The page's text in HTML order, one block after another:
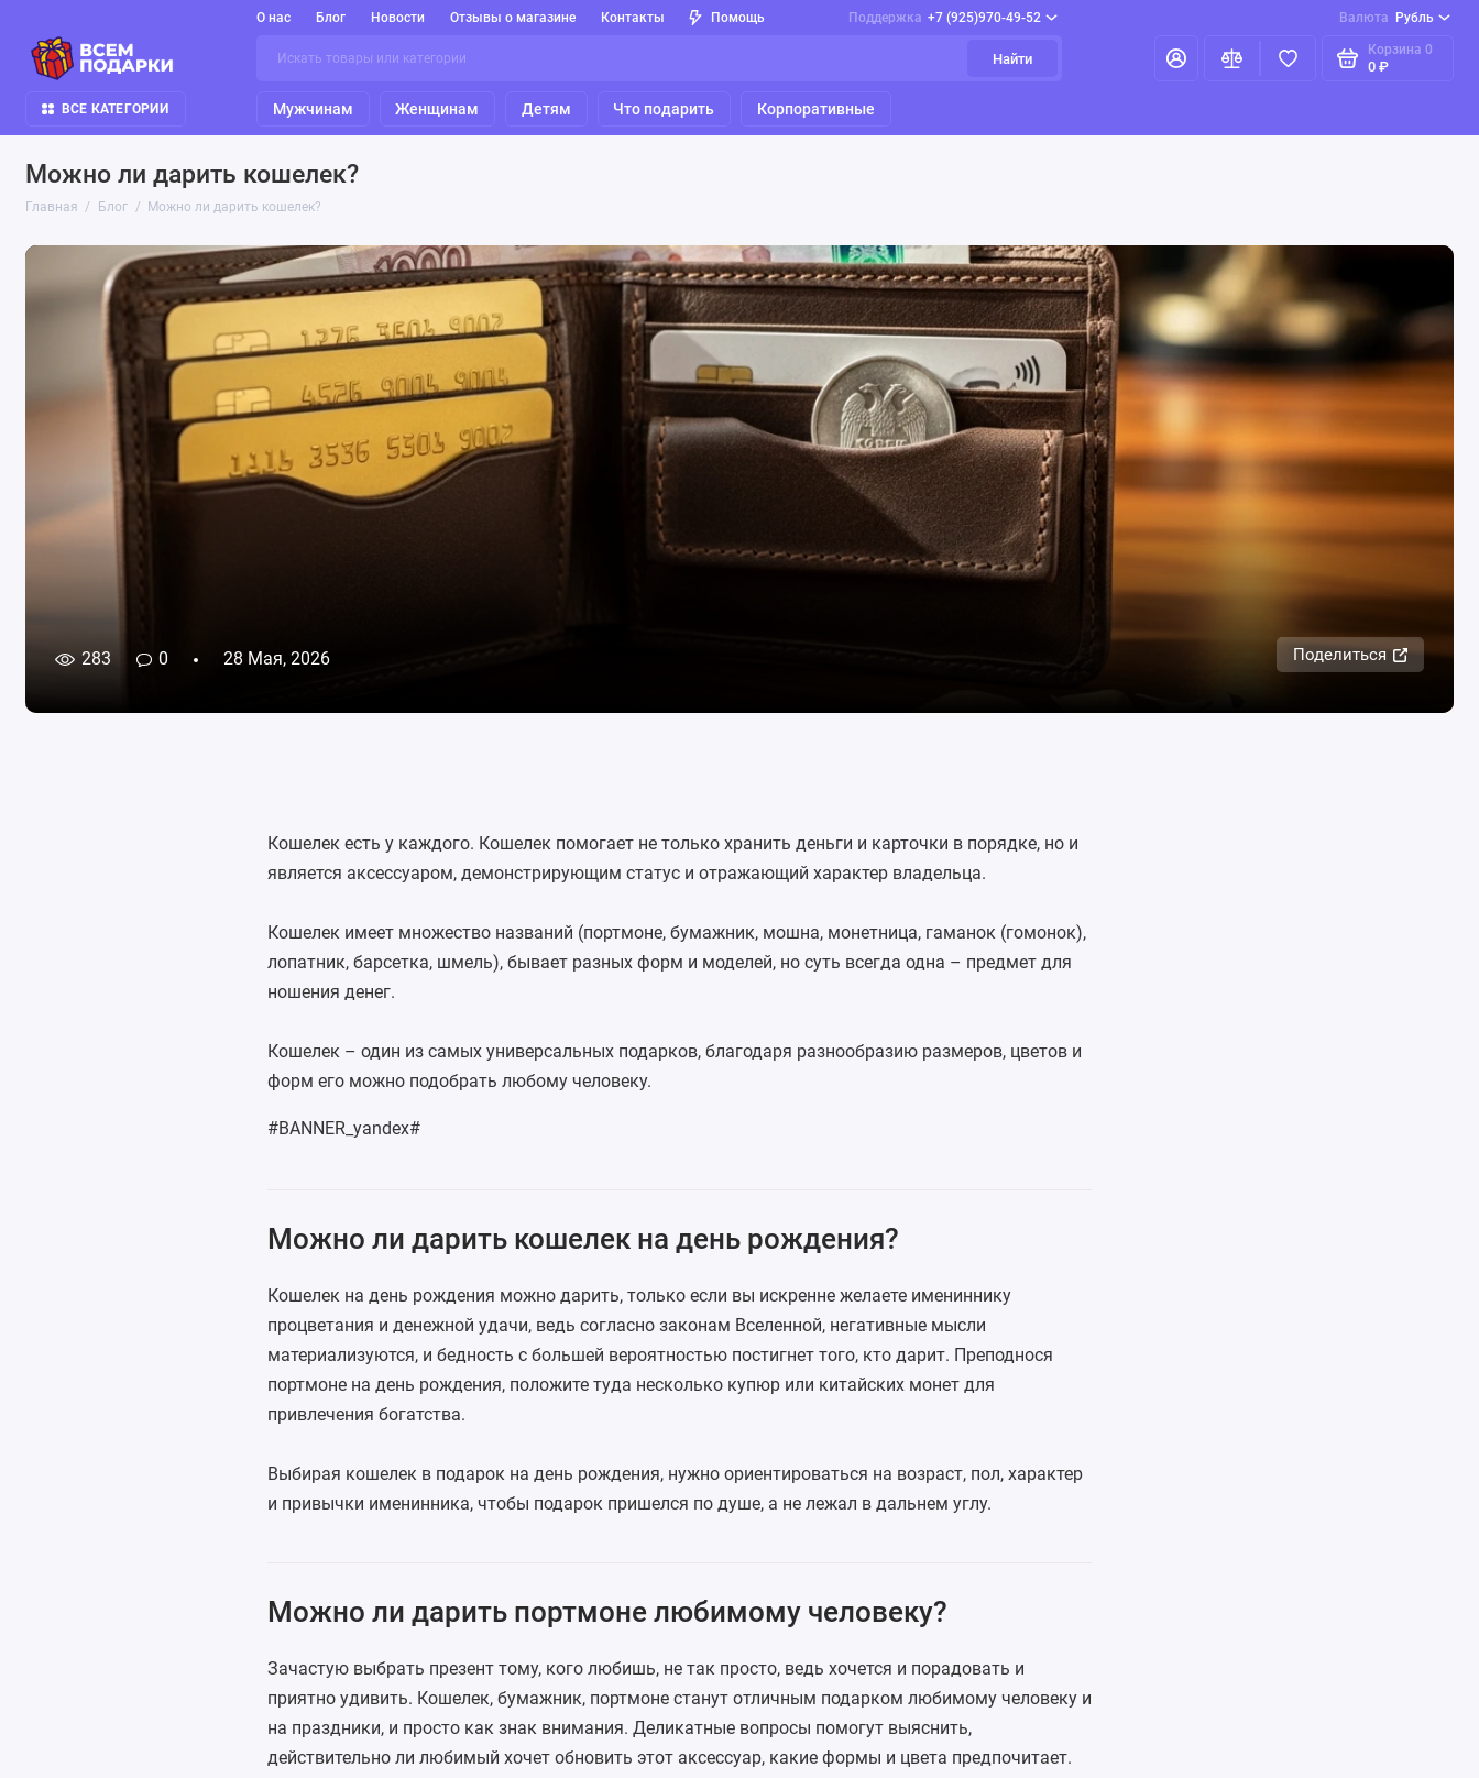
О нас Блог Новости Отзывы о магазине Контакты Помощь Поддержка +7 (925)970-49-52 Валюта Рубль
Найти
Корзина 0
0 ₽
ВСЕ КАТЕГОРИИ Мужчинам Женщинам Детям Что подарить Корпоративные
Можно ли дарить кошелек?
Главная Блог Можно ли дарить кошелек?
283 0 28 Мая, 2026 Поделиться
Кошелек есть у каждого. Кошелек помогает не только хранить деньги и карточки в порядке, но и
является аксессуаром, демонстрирующим статус и отражающий характер владельца.
Кошелек имеет множество названий (портмоне, бумажник, мошна, монетница, гаманок (гомонок),
лопатник, барсетка, шмель), бывает разных форм и моделей, но суть всегда одна – предмет для
ношения денег.
Кошелек– один из самых универсальных подарков, благодаря разнообразию размеров, цветов и
форм его можно подобрать любому человеку.
#BANNER_yandex#
Можно ли дарить кошелек на день рождения?
Кошелек на день рождения можно дарить, только если вы искренне желаете имениннику
процветания и денежной удачи, ведь согласно законам Вселенной, негативные мысли
материализуются, и бедность с большей вероятностью постигнет того, кто дарит. Преподнося
портмоне на день рождения, положите туда несколько купюр или китайских монет для
привлечения богатства.
Выбирая кошелек в подарок на день рождения, нужно ориентироваться на возраст, пол, характер
и привычки именинника, чтобы подарок пришелся по душе, а не лежал в дальнем углу.
Можно ли дарить портмоне любимому человеку?
Зачастую выбрать презент тому, кого любишь, не так просто, ведь хочется и порадовать и
приятно удивить. Кошелек, бумажник, портмоне станут отличным подарком любимомучеловеку и
на праздники, и просто как знак внимания. Деликатные вопросы помогут выяснить,
действительно ли любимый хочет обновить этот аксессуар, какие формы и цвета предпочитает.